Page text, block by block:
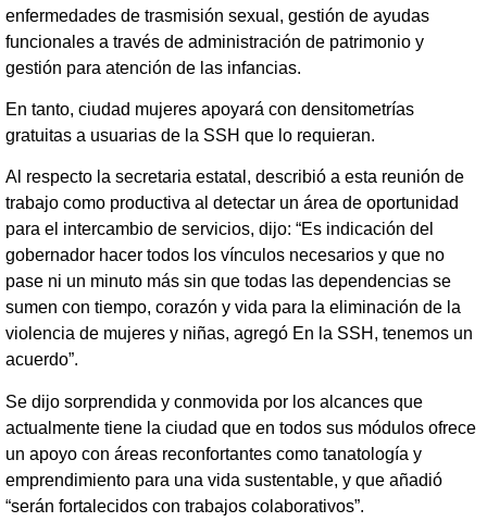
enfermedades de trasmisión sexual, gestión de ayudas
funcionales a través de administración de patrimonio y
gestión para atención de las infancias.
En tanto, ciudad mujeres apoyará con densitometrías
gratuitas a usuarias de la SSH que lo requieran.
Al respecto la secretaria estatal, describió a esta reunión de
trabajo como productiva al detectar un área de oportunidad
para el intercambio de servicios, dijo: “Es indicación del
gobernador hacer todos los vínculos necesarios y que no
pase ni un minuto más sin que todas las dependencias se
sumen con tiempo, corazón y vida para la eliminación de la
violencia de mujeres y niñas, agregó En la SSH, tenemos un
acuerdo”.
Se dijo sorprendida y conmovida por los alcances que
actualmente tiene la ciudad que en todos sus módulos ofrece
un apoyo con áreas reconfortantes como tanatología y
emprendimiento para una vida sustentable, y que añadió
“serán fortalecidos con trabajos colaborativos”.